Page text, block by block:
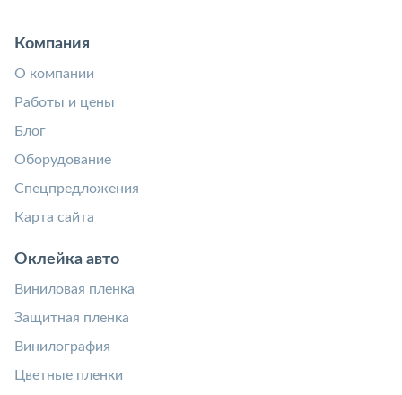
Компания
О компании
Работы и цены
Блог
Оборудование
Спецпредложения
Карта сайта
Оклейка авто
Виниловая пленка
Защитная пленка
Винилография
Цветные пленки